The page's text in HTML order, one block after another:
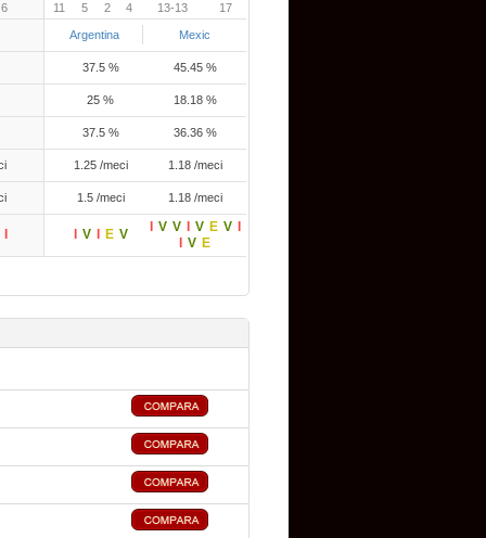
6
11 5 2 4 13-13 17
Argentina Mexic
37.5 % 45.45 %
25 % 18.18 %
37.5 % 36.36 %
1.25 /meci 1.18 /meci
1.5 /meci 1.18 /meci
V E V V V V E V
V E